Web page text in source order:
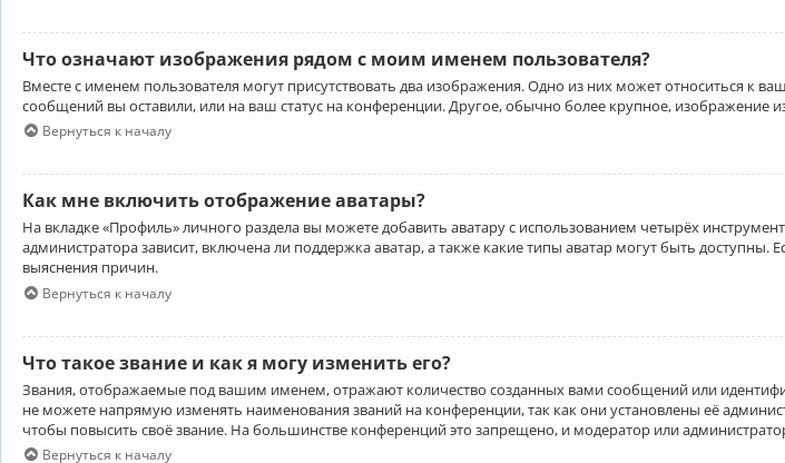
Что означают изображения рядом с моим именем пользователя?
Вместе с именем пользователя могут присутствовать два изображения. Одно из них может относиться к
сообщений вы оставили, или на ваш статус на конференции. Другое, обычно более крупное, изображение
Вернуться к началу
Как мне включить отображение аватары?
На вкладке «Профиль» личного раздела вы можете добавить аватару с использованием четырёх
администратора зависит, включена ли поддержка аватар, а также какие типы аватар могут быть
выяснения причин.
Вернуться к началу
Что такое звание и как я могу изменить его?
Звания, отображаемые под вашим именем, отражают количество созданных вами сообщений или
не можете напрямую изменять наименования званий на конференции, так как они установлены её
чтобы повысить своё звание. На большинстве конференций это запрещено, и модератор или
Вернуться к началу